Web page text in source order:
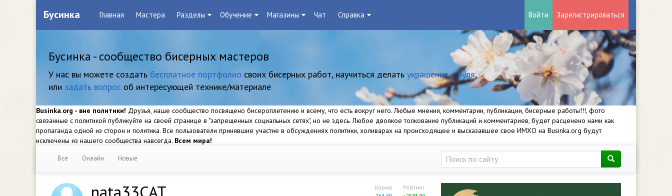
Бусинка Главная Мастера Разделы Обучение Магазины Чат Справка Войти Зарегистрироваться
Бусинка - сообщество бисерных мастеров
У нас вы можете создать бесплатное портфолио своих бисерных работ, научиться делать украшение с нуля,
или задать вопрос об интересующей технике/материале
Businka.org - вне политики! Друзья, наше сообщество посвящено бисероплетению и всему, что есть вокруг него. Любые мнения, комментарии, публикации, бисерные работы!!!, фото
связанные с политикой публикуйте на своей странице в "запрещенных социальных сетях", но не здесь. Любое двоякое толкование публикаций и комментариев, будет расценено нами как
пропаганда одной из сторон и политика. Все пользователи принявшие участие в обсуждениях политики, холиварах на происходящее и высказавшее свое ИМХО на Businka.org будут
исключены из нашего сообщества навсегда. Всем мира!
Все Онлайн Новые
Рейтинг
Карма